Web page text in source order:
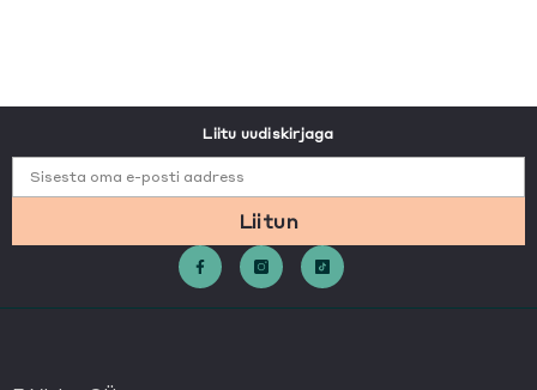
Liitu uudiskirjaga
Sisesta oma e-posti aadress
Liitun